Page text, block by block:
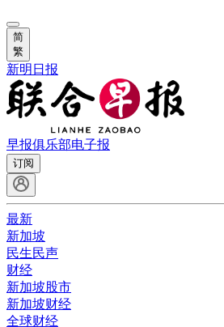
简
繁
新明日报
早报俱乐部电子报
订阅
最新
新加坡
民生民声
财经
新加坡股市
新加坡财经
全球财经